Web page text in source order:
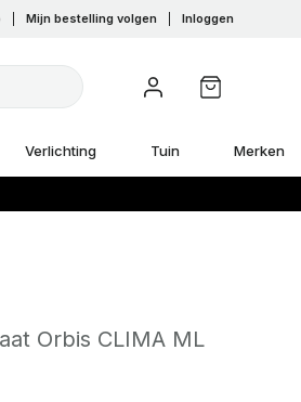
Mijn bestelling volgen Inloggen
Verlichting Tuin Merken
Orbis CLIMA ML